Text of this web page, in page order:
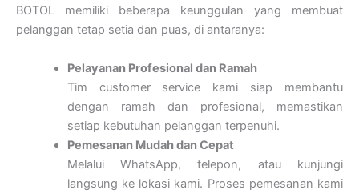
BOTOL memiliki beberapa keunggulan yang membuat
pelanggan tetap setia dan puas, di antaranya:
Pelayanan Profesional dan Ramah
Tim customer service kami siap membantu
dengan ramah dan profesional, memastikan
setiap kebutuhan pelanggan terpenuhi.
Pemesanan Mudah dan Cepat
Melalui WhatsApp, telepon, atau kunjungi
langsung ke lokasi kami. Proses pemesanan kami